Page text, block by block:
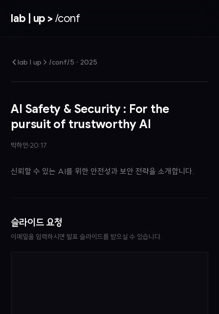
lab | up > /conf
lab | up > /conf/5 · 2025
AI Safety & Security : For the
pursuit of trustworthy AI
박하언 20:17
신뢰할 수 있는 AI를 위한 안전성과 보안 전략을 소개합니다.
슬라이드 요청
이메일을 입력하시면 발표 슬라이드를 받으실 수 있습니다.